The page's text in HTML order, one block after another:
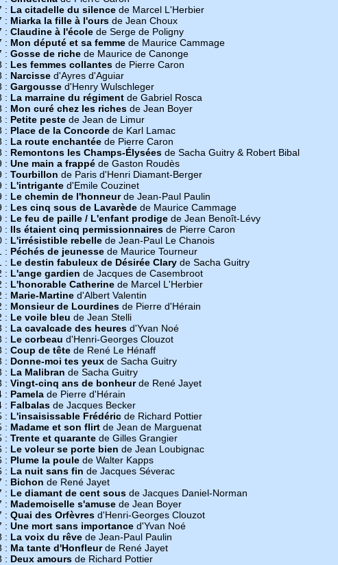
: La citadelle du silence de Marcel L'Herbier
: Miarka la fille à l'ours de Jean Choux
: Claudine à l'école de Serge de Poligny
: Mon député et sa femme de Maurice Cammage
: Gosse de riche de Maurice de Canonge
: Les femmes collantes de Pierre Caron
: Narcisse d'Ayres d'Aguiar
: Gargousse d'Henry Wulschleger
: La marraine du régiment de Gabriel Rosca
: Mon curé chez les riches de Jean Boyer
: Petite peste de Jean de Limur
: Place de la Concorde de Karl Lamac
: La route enchantée de Pierre Caron
: Remontons les Champs-Élysées de Sacha Guitry & Robert Bibal
: Une main a frappé de Gaston Roudès
: Tourbillon de Paris d'Henri Diamant-Berger
: L'intrigante d'Emile Couzinet
: Le chemin de l'honneurde Jean-Paul Paulin
: Les cinq sous de Lavarède de Maurice Cammage
: Le feu de paille / L'enfant prodige de Jean Benoît-Lévy
: Ils étaient cinq permissionnaires de Pierre Caron
: L'irrésistible rebelle de Jean-Paul Le Chanois
: Péchés de jeunesse de Maurice Tourneur
: Le destin fabuleux de Désirée Clary de Sacha Guitry
: L'ange gardien de Jacques de Casembroot
: L'honorable Catherine de Marcel L'Herbier
: Marie-Martine d'Albert Valentin
: Monsieur de Lourdines de Pierre d'Hérain
: Le voile bleu de Jean Stelli
: La cavalcade des heures d'Yvan Noé
: Le corbeau d'Henri-Georges Clouzot
: Coup de tête de René Le Hénaff
: Donne-moi tes yeux de Sacha Guitry
: La Malibran de Sacha Guitry
: Vingt-cinq ans de bonheurde René Jayet
: Pamela de Pierre d'Hérain
: Falbalas de Jacques Becker
: L'insaisissable Frédéric de Richard Pottier
: Madame et son flirt de Jean de Marguenat
: Trente et quarante de Gilles Grangier
: Le voleur se porte bien de Jean Loubignac
: Plume la poule de Walter Kapps
: La nuit sans fin de Jacques Séverac
: Bichon de René Jayet
: Le diamant de cent sous de Jacques Daniel-Norman
: Mademoiselle s'amuse de Jean Boyer
: Quai des Orfèvres d'Henri-Georges Clouzot
: Une mort sans importance d'Yvan Noé
: La voix du rêve de Jean-Paul Paulin
: Ma tante d'Honfleurde René Jayet
: Deux amours de Richard Pottier